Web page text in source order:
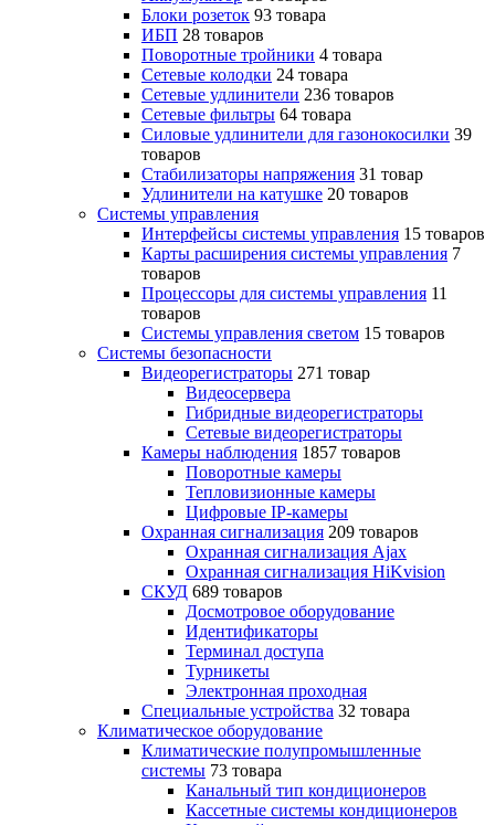
Блоки розеток 93 товара
ИБП 28 товаров
Поворотные тройники 4 товара
Сетевые колодки 24 товара
Сетевые удлинители 236 товаров
Сетевые фильтры 64 товара
Силовые удлинители для газонокосилки 39
товаров
Стабилизаторы напряжения 31 товар
Удлинители на катушке 20 товаров
Системы управления
Интерфейсы системы управления 15 товаров
Карты расширения системы управления 7
товаров
Процессоры для системы управления 11
товаров
Системы управления светом 15 товаров
Системы безопасности
Видеорегистраторы 271 товар
Видеосервера
Гибридные видеорегистраторы
Сетевые видеорегистраторы
Камеры наблюдения 1857 товаров
Поворотные камеры
Тепловизионные камеры
Цифровые IP-камеры
Охранная сигнализация 209 товаров
Охранная сигнализация Ajax
Охранная сигнализация HiKvision
СКУД 689 товаров
Досмотровое оборудование
Идентификаторы
Терминал доступа
Турникеты
Электронная проходная
Специальные устройства 32 товара
Климатическое оборудование
Климатические полупромышленные
системы 73 товара
Канальный тип кондиционеров
Кассетные системы кондиционеров